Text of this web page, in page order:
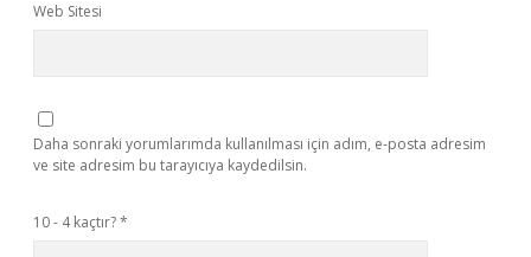
Web Sitesi
Daha sonraki yorumlarımda kullanılması için adım, e-posta adresim
ve site adresim bu tarayıcıya kaydedilsin.
10 - 4 kaçtır?*